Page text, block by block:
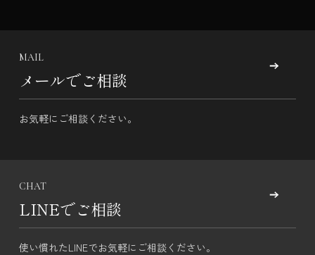
MAIL
メールでご相談
お気軽にご相談ください。
CHAT
LINEでご相談
使い慣れたLINEでお気軽にご相談ください。